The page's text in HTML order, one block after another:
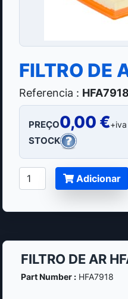
FILTRO DE
Referencia : HFA7918
PREÇO0,00 €+iva
STOCK
Adicionar
FILTRO DE AR
Part Number :HFA7918